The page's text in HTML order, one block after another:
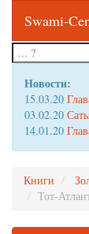
Swami-
Новости:
15.03.20
03.02.20
14.01.20
Книги
Тот-